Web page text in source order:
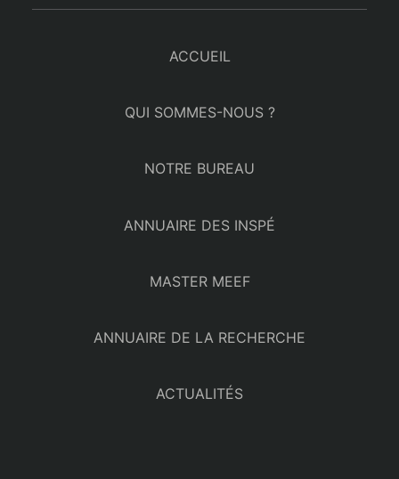
ACCUEIL
QUI SOMMES-NOUS ?
NOTRE BUREAU
ANNUAIRE DES INSPÉ
MASTER MEEF
ANNUAIRE DE LA RECHERCHE
ACTUALITÉS